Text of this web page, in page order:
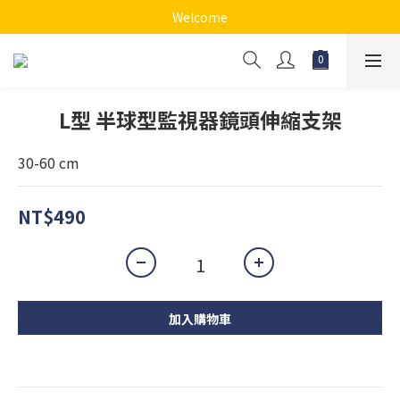
Welcome
L型 半球型監視器鏡頭伸縮支架
30-60 cm
NT$490
加入購物車